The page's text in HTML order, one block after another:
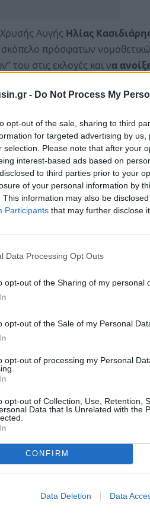
- Do Not Process My
opt-out of the sale, sharing to third
for targeted advertising by
selection. Please note that after your
interest-based ads based on
to third parties prior to your
of your personal information by
This information may also be
Participants that may further disclose
Data Processing Opt Outs
opt-out of the Sharing of my personal
opt-out of the Sale of my Personal
opt-out of processing my Personal
opt-out of Collection, Use, Retention,
Data that Is Unrelated with the
CONFIRM
Data Deletion Data
Αυγής Ηλίας
πρόσφατων
του στις εκλογές και να
προκειμένου να βγεί
Πάγου Αναστάσιου
φως για να συμμετάσχει
διατάξεων έγινε με
που έγινε για λίγες μέρες
ανακοίνωσε ότι κατεβαίνει
έτσι να κόβει τον
που αναφέρει ότι στις
το «Εθνικό Κόμμα Έλληνες»,
Ευελπίδων